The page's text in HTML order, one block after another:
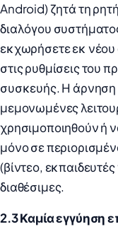
Android) ζητά τη
διαλόγου
εκχωρήσετε εκ νέου
στις ρυθμίσεις του
συσκευής. Η άρνηση
μεμονωμένες
χρησιμοποιηθούν ή
μόνο σε
(βίντεο,
διαθέσιμες.
2.3 Καμία εγγύηση